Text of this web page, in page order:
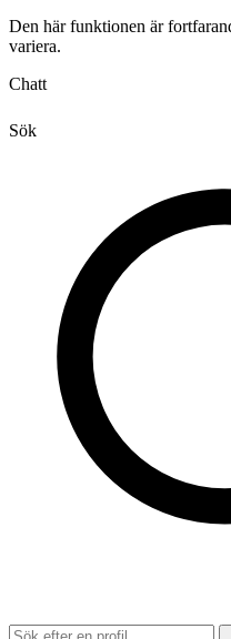
Den här funktionen är
variera.
Chatt
Sök